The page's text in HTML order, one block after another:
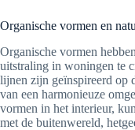
Organische vormen en
Organische vormen
uitstraling in woningen te
lijnen zijn geïnspireerd op
van een harmonieuze
vormen in het interieur,
met de buitenwereld,